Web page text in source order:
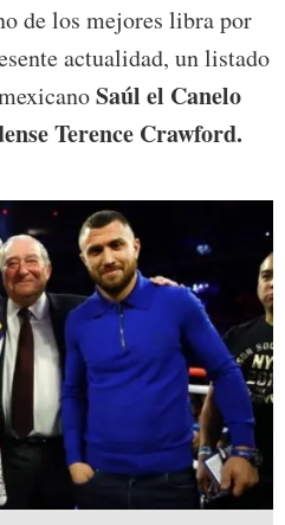
de los mejores libra por
actualidad, un listado
Saúl el Canelo
Terence Crawford.